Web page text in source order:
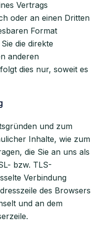
Vertrags
oder an einen Dritten
Format
die direkte
anderen
dies nur, soweit es
und zum
Inhalte, wie zum
die Sie an uns als
bzw. TLS-
Verbindung
des Browsers
und an dem